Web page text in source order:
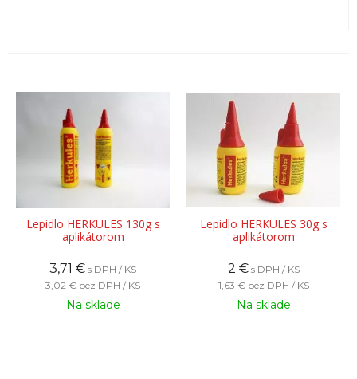
Lepidlo HERKULES 130g s
aplikátorom
3,71 € s DPH / KS
3,02 € bez DPH / KS
Na sklade
Lepidlo HERKULES 30g s
aplikátorom
2 € s DPH / KS
1,63 € bez DPH / KS
Na sklade